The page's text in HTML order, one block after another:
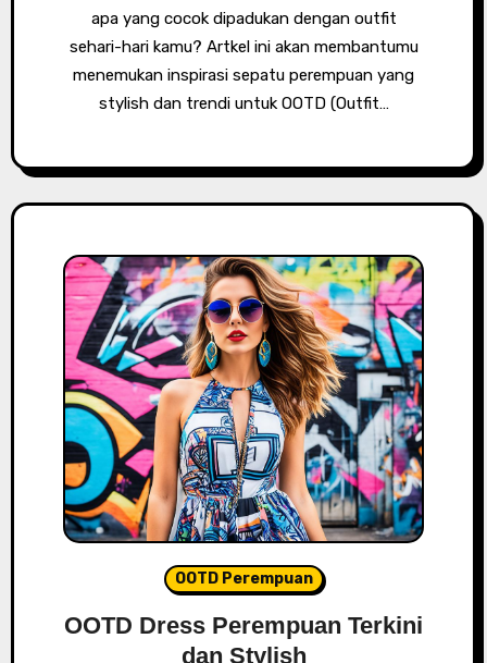
apa yang cocok dipadukan dengan outfit
sehari-hari kamu? Artkel ini akan membantumu
menemukan inspirasi sepatu perempuan yang
stylish dan trendi untuk OOTD (Outfit…
OOTD Perempuan
OOTD Dress Perempuan Terkini
dan Stylish